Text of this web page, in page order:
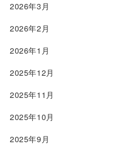
2026年3月
2026年2月
2026年1月
2025年12月
2025年11月
2025年10月
2025年9月